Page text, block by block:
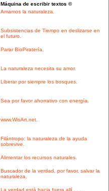
Máquina de escribir textos ©
Amamos la naturaleza.
Subsistencias de Tiempo en deslizarse en
el futuro.
Parar BioPiratería.
La naturaleza necesita su amor.
Liberar por siempre los bosques.
Sea por favor ahorrativo con energía.
www.WisArt.net.
Filántropo: la naturaleza de la ayuda
sobrevive.
Alimentar los recursos naturales.
Buscador de la verdad, por favor, salvar la
naturaleza.